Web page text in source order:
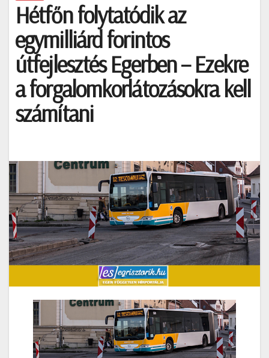
Hétfőn folytatódik az
egymilliárd forintos
útfejlesztés Egerben – Ezekre
a forgalomkorlátozásokra kell
számítani